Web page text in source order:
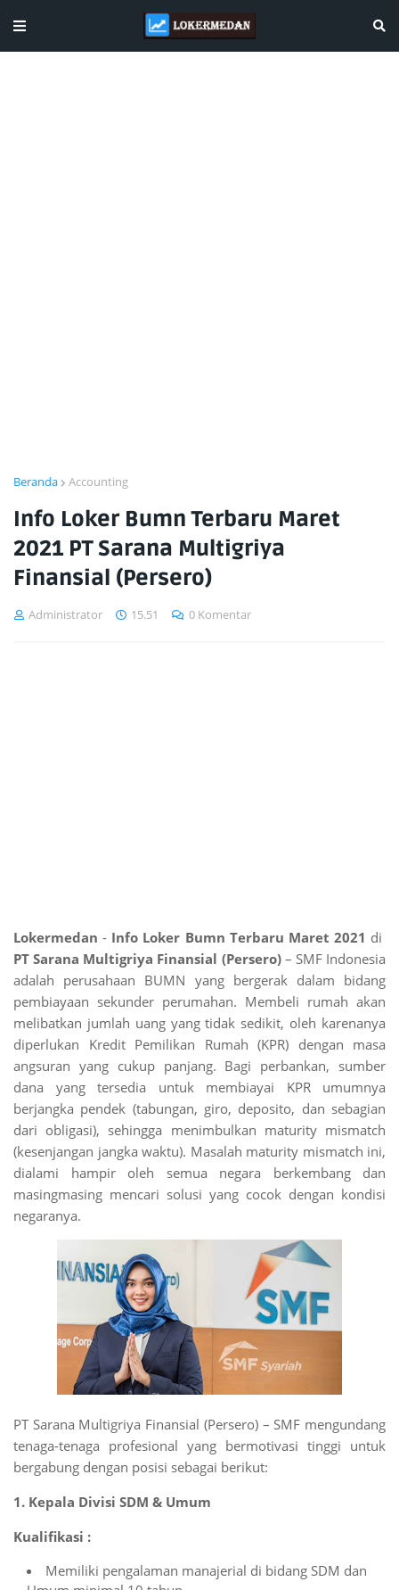
Beranda Accounting
Info Loker Bumn Terbaru Maret
2021 PT Sarana Multigriya
Finansial (Persero)
Administrator 15.51 0 Komentar
Lokermedan - Info Loker Bumn Terbaru Maret 2021 di
PT Sarana Multigriya Finansial (Persero) – SMF Indonesia
adalah perusahaan BUMN yang bergerak dalam bidang
pembiayaan sekunder perumahan. Membeli rumah akan
melibatkan jumlah uang yang tidak sedikit, oleh karenanya
diperlukan Kredit Pemilikan Rumah (KPR) dengan masa
angsuran yang cukup panjang. Bagi perbankan, sumber
dana yang tersedia untuk membiayai KPR umumnya
berjangka pendek (tabungan, giro, deposito, dan sebagian
dari obligasi), sehingga menimbulkan maturity mismatch
(kesenjangan jangka waktu). Masalah maturity mismatch ini,
dialami hampir oleh semua negara berkembang dan
masingmasing mencari solusi yang cocok dengan kondisi
negaranya.
PT Sarana Multigriya Finansial (Persero) – SMF mengundang
tenaga-tenaga profesional yang bermotivasi tinggi untuk
bergabung dengan posisi sebagai berikut:
1. Kepala Divisi SDM & Umum
Kualifikasi :
Memiliki pengalaman manajerial di bidang SDM dan